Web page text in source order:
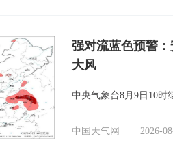
强对流蓝色预警
大风
中央气象台8月9日10时
中国天气网 2026-